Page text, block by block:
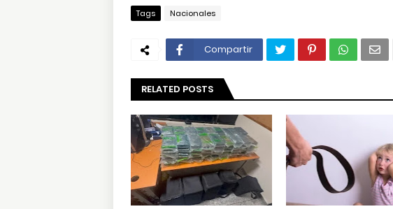
Tags Nacionales
Compartir
RELATED POSTS